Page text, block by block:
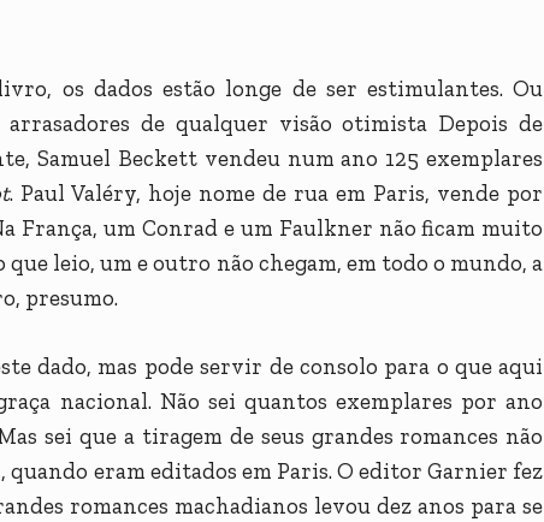
os dados estão longe de ser estimulantes. Ou
de qualquer visão otimista Depois de
Samuel Beckett vendeu num ano 125 exemplares
. Paul Valéry, hoje nome de rua em Paris, vende por
França, um Conrad e um Faulkner não ficam muito
que leio, um e outro não chegam, em todo o mundo, a
presumo.
dado, mas pode servir de consolo para o que aqui
nacional. Não sei quantos exemplares por ano
sei que a tiragem de seus grandes romances não
quando eram editados em Paris. O editor Garnier fez
romances machadianos levou dez anos para se